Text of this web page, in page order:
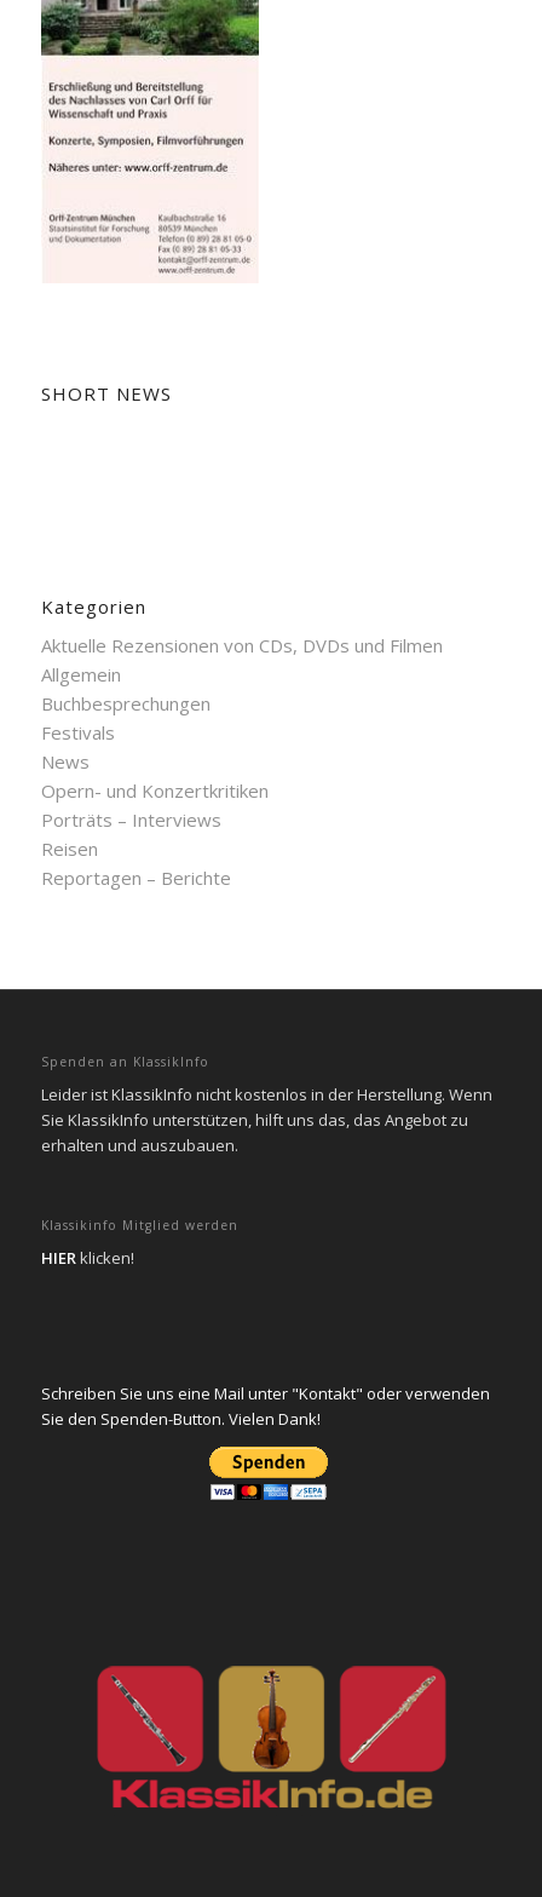
SHORT NEWS
Kategorien
Aktuelle Rezensionen von CDs, DVDs und Filmen
Allgemein
Buchbesprechungen
Festivals
News
Opern- und Konzertkritiken
Porträts – Interviews
Reisen
Reportagen – Berichte
Spenden an KlassikInfo
Leider ist KlassikInfo nicht kostenlos in der Herstellung. Wenn
Sie KlassikInfo unterstützen, hilft uns das, das Angebot zu
erhalten und auszubauen.
Klassikinfo Mitglied werden
HIERklicken!
Schreiben Sie uns eine Mail unter "Kontakt" oder verwenden
Sie den Spenden-Button. Vielen Dank!